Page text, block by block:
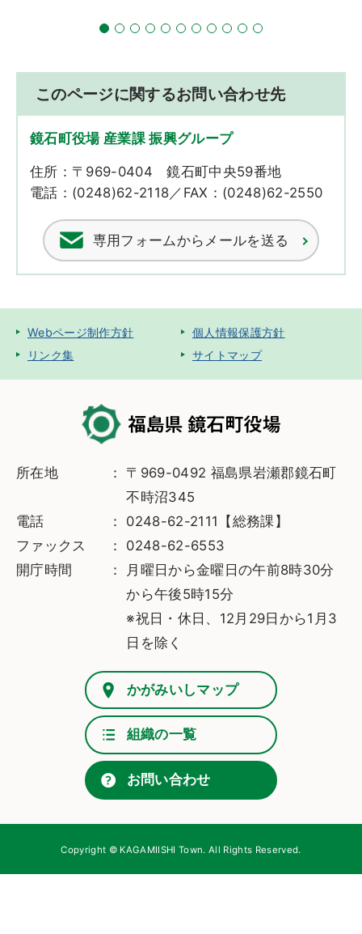
このページに関するお問い合わせ先
鏡石町役場 産業課 振興グループ
住所：〒969-0404 鏡石町中央59番地
電話：(0248)62-2118／FAX：(0248)62-2550
専用フォームからメールを送る
Webページ制作方針
個人情報保護方針
リンク集
サイトマップ
所在地
〒969-0492 福島県岩瀬郡鏡石町
不時沼345
電話
0248-62-2111【総務課】
ファックス
0248-62-6553
開庁時間
月曜日から金曜日の午前8時30分
から午後5時15分
※祝日・休日、12月29日から1月3
日を除く
かがみいしマップ
組織の一覧
お問い合わせ
Copyright © KAGAMIISHI Town. All Rights Reserved.